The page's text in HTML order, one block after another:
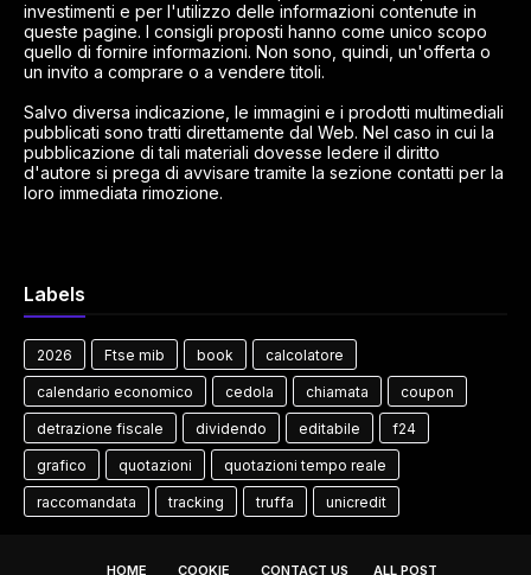
investimenti e per l'utilizzo delle informazioni contenute in
queste pagine. I consigli proposti hanno come unico scopo
quello di fornire informazioni. Non sono, quindi, un'offerta o
un invito a comprare o a vendere titoli.
Salvo diversa indicazione, le immagini e i prodotti multimediali
pubblicati sono tratti direttamente dal Web. Nel caso in cui la
pubblicazione di tali materiali dovesse ledere il diritto
d'autore si prega di avvisare tramite la sezione contatti per la
loro immediata rimozione.
Labels
2026 Ftse mib book calcolatore
calendario economico cedola chiamata coupon
detrazione fiscale dividendo editabile f24
grafico quotazioni quotazioni tempo reale
raccomandata tracking truffa unicredit
HOME COOKIE CONTACT US ALL POST